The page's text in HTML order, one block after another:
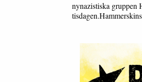
nynazistiska gruppen